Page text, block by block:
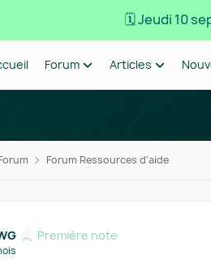
🗓️ Jeudi 10
Forum Articles
Forum Ressources d'aide
Première note